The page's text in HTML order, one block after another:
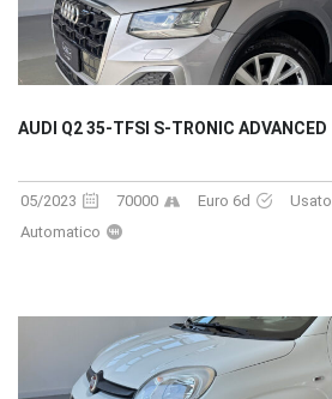
AUDI Q2 35-TFSI S-TRONIC ADVANCED
05/2023 70000 Euro 6d Usato
Automatico